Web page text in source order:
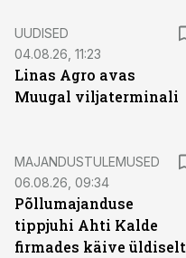
UUDISED
04.08.26, 11:23
Linas Agro avas
Muugal viljaterminali
MAJANDUSTULEMUSED
06.08.26, 09:34
Põllumajanduse
tippjuhi Ahti Kalde
firmades käive üldiselt